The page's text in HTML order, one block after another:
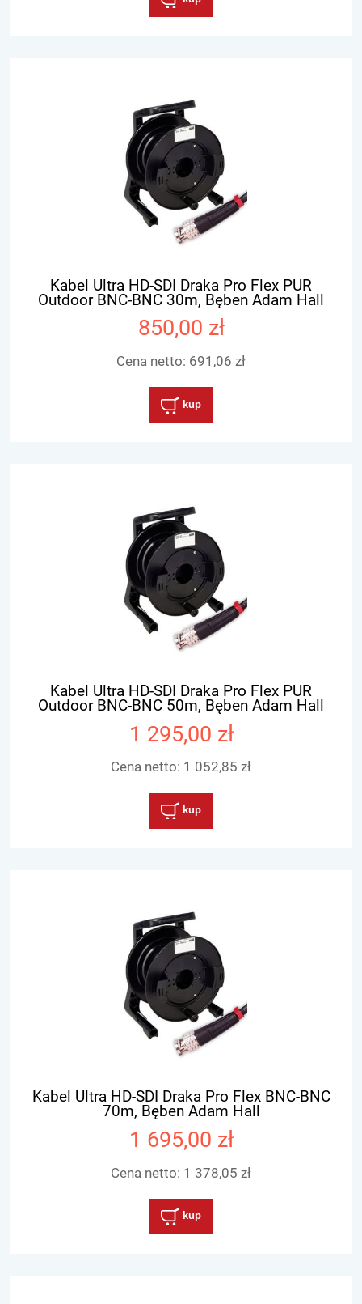
Kabel Ultra HD-SDI Draka Pro Flex PUR
Outdoor BNC-BNC 30m, Bęben Adam Hall
850,00 zł
Cena netto: 691,06 zł
kup
Kabel Ultra HD-SDI Draka Pro Flex PUR
Outdoor BNC-BNC 50m, Bęben Adam Hall
1 295,00 zł
Cena netto: 1 052,85 zł
kup
Kabel Ultra HD-SDI Draka Pro Flex BNC-BNC
70m, Bęben Adam Hall
1 695,00 zł
Cena netto: 1 378,05 zł
kup